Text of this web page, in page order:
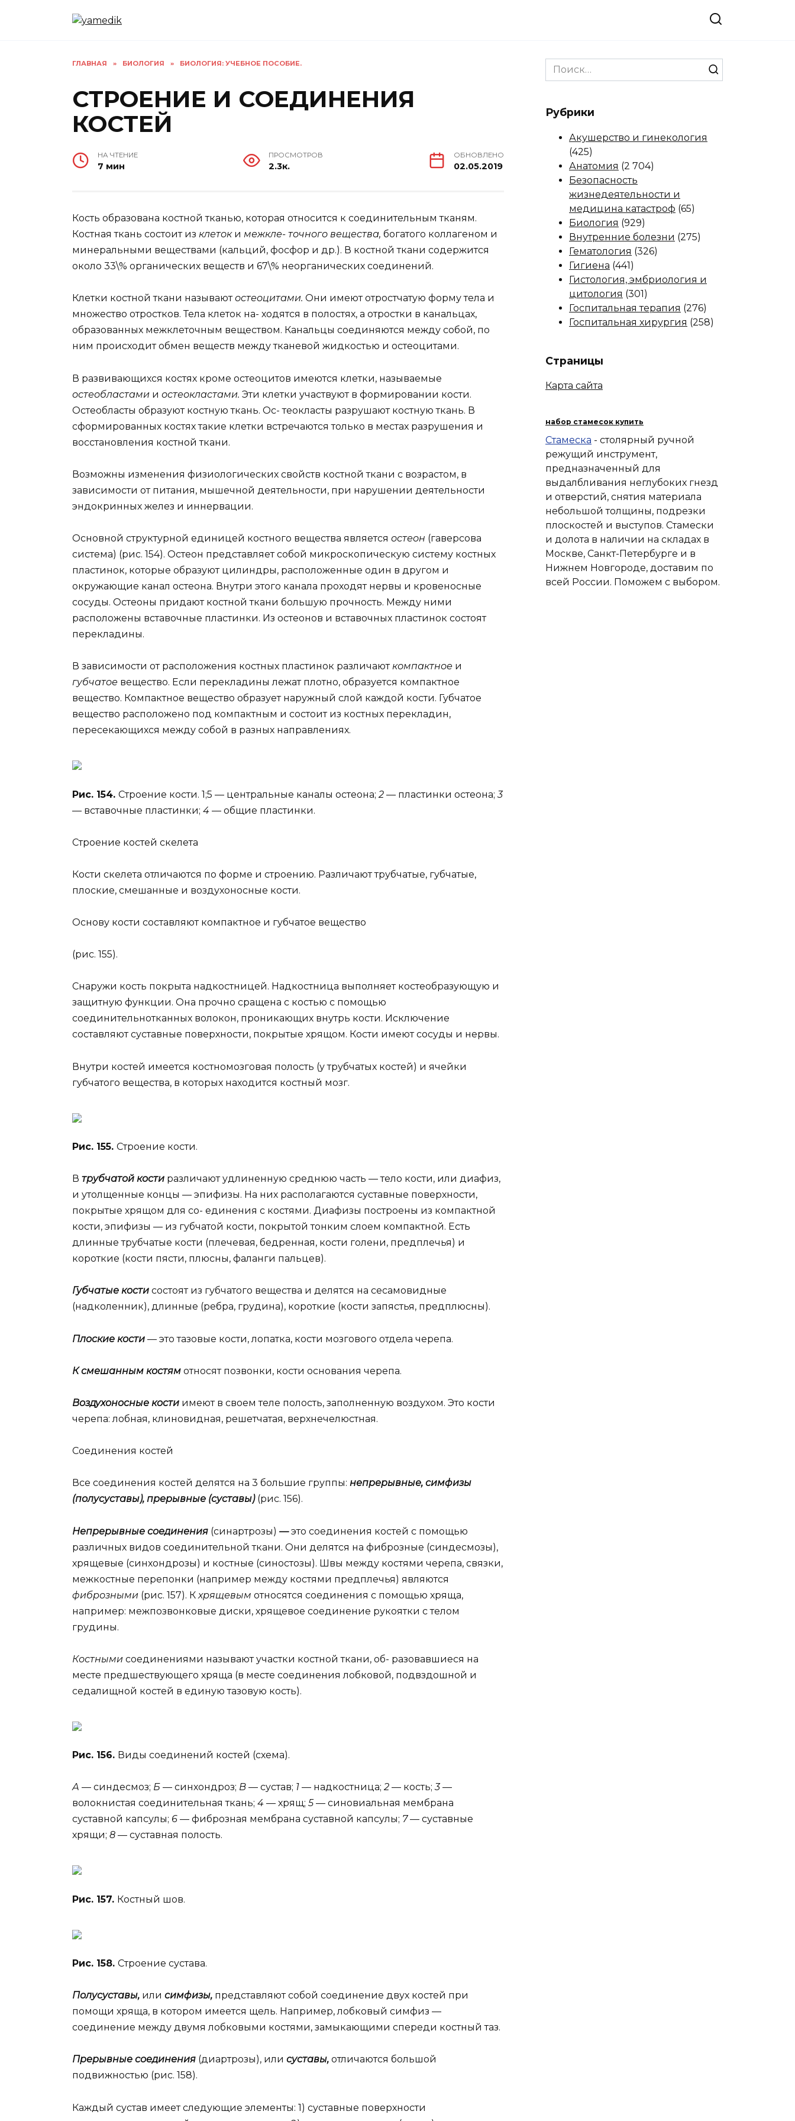
ГЛАВНАЯ » БИОЛОГИЯ » БИОЛОГИЯ: УЧЕБНОЕ ПОСОБИЕ.
СТРОЕНИЕ И СОЕДИНЕНИЯ
КОСТЕЙ
НА ЧТЕНИЕ
7 мин
ПРОСМОТРОВ
2.3к.
ОБНОВЛЕНО
02.05.2019
Кость образована костной тканью, которая относится к соединительным тканям.
Костная ткань состоит из клеток и межкле- точного вещества, богатого коллагеном и
минеральными веществами (кальций, фосфор и др.). В костной ткани содержится
около 33\% органических веществ и 67\% неорганических соединений.
Клетки костной ткани называютостеоцитами. Они имеют отростчатую форму тела и
множество отростков. Тела клеток на- ходятся в полостях, а отростки в канальцах,
образованных межклеточным веществом. Канальцы соединяются между собой, по
ним происходит обмен веществ между тканевой жидкостью и остеоцитами.
В развивающихся костях кроме остеоцитов имеются клетки, называемые
остеобластами и остеокластами. Эти клетки участвуют в формировании кости.
Остеобласты образуют костную ткань. Ос- теокласты разрушают костную ткань. В
сформированных костях такие клетки встречаются только в местах разрушения и
восстановления костной ткани.
Возможны изменения физиологических свойств костной ткани с возрастом, в
зависимости от питания, мышечной деятельности, при нарушении деятельности
эндокринных желез и иннервации.
Основной структурной единицей костного вещества является остеон (гаверсова
система) (рис. 154). Остеон представляет собой микроскопическую систему костных
пластинок, которые образуют цилиндры, расположенные один в другом и
окружающие канал остеона. Внутри этого канала проходят нервы и кровеносные
сосуды. Остеоны придают костной ткани большую прочность. Между ними
расположены вставочные пластинки. Из остеонов и вставочных пластинок состоят
перекладины.
В зависимости от расположения костных пластинок различаюткомпактное и
губчатое вещество. Если перекладины лежат плотно, образуется компактное
вещество. Компактное вещество образует наружный слой каждой кости. Губчатое
вещество расположено под компактным и состоит из костных перекладин,
пересекающихся между собой в разных направлениях.
Рис. 154. Строение кости. 1;5 — центральные каналы остеона; 2 — пластинки остеона;3
— вставочные пластинки; 4 — общие пластинки.
Строение костей скелета
Кости скелета отличаются по форме и строению. Различают трубчатые, губчатые,
плоские, смешанные и воздухоносные кости.
Основу кости составляют компактное и губчатое вещество
(рис. 155).
Снаружи кость покрыта надкостницей. Надкостница выполняет костеобразующую и
защитную функции. Она прочно сращена с костью с помощью
соединительнотканных волокон, проникающих внутрь кости. Исключение
составляют суставные поверхности, покрытые хрящом. Кости имеют сосуды и нервы.
Внутри костей имеется костномозговая полость (у трубчатых костей) и ячейки
губчатого вещества, в которых находится костный мозг.
Рис. 155. Строение кости.
В трубчатой кости различают удлиненную среднюю часть — тело кости, или диафиз,
и утолщенные концы — эпифизы. На них располагаются суставные поверхности,
покрытые хрящом для со- единения с костями. Диафизы построены из компактной
кости, эпифизы — из губчатой кости, покрытой тонким слоем компактной. Есть
длинные трубчатые кости (плечевая, бедренная, кости голени, предплечья) и
короткие (кости пясти, плюсны, фаланги пальцев).
Губчатые кости состоят из губчатого вещества и делятся на сесамовидные
(надколенник), длинные (ребра, грудина), короткие (кости запястья, предплюсны).
Плоские кости — это тазовые кости, лопатка, кости мозгового отдела черепа.
К смешанным костям относят позвонки, кости основания черепа.
Воздухоносные кости имеют в своем теле полость, заполненную воздухом. Это кости
черепа: лобная, клиновидная, решетчатая, верхнечелюстная.
Соединения костей
Все соединения костей делятся на 3 большие группы: непрерывные, симфизы
(полусуставы), прерывные (суставы) (рис. 156).
Непрерывные соединения (синартрозы) —это соединения костей с помощью
различных видов соединительной ткани. Они делятся на фиброзные (синдесмозы),
хрящевые (синхондрозы) и костные (синостозы). Швы между костями черепа, связки,
межкостные перепонки (например между костями предплечья) являются
фиброзными (рис. 157). К хрящевым относятся соединения с помощью хряща,
например: межпозвонковые диски, хрящевое соединение рукоятки с телом
грудины.
Костными соединениями называют участки костной ткани, об- разовавшиеся на
месте предшествующего хряща (в месте соединения лобковой, подвздошной и
седалищной костей в единую тазовую кость).
Рис. 156. Виды соединений костей (схема).
А — синдесмоз; Б — синхондроз; В — сустав; 1 — надкостница;2 — кость;3—
волокнистая соединительная ткань; 4 — хрящ; 5— синовиальная мембрана
суставной капсулы; 6 — фиброзная мембрана суставной капсулы; 7— суставные
хрящи; 8 — суставная полость.
Рис. 157. Костный шов.
Рис. 158. Строение сустава.
Полусуставы, или симфизы, представляют собой соединение двух костей при
помощи хряща, в котором имеется щель. Например, лобковый симфиз —
соединение между двумя лобковыми костями, замыкающими спереди костный таз.
Прерывные соединения (диартрозы), или суставы, отличаются большой
подвижностью (рис. 158).
Каждый сустав имеет следующие элементы: 1) суставные поверхности
Search
for:
Рубрики
Акушерство и гинекология
(425)
Анатомия (2 704)
Безопасность
жизнедеятельности и
медицина катастроф (65)
Биология (929)
Внутренние болезни (275)
Гематология (326)
Гигиена (441)
Гистология, эмбриология и
цитология (301)
Госпитальная терапия (276)
Госпитальная хирургия (258)
Страницы
Карта сайта
набор стамесок купить
Стамеска - столярный ручной
режущий инструмент,
предназначенный для
выдалбливания неглубоких гнезд
и отверстий, снятия материала
небольшой толщины, подрезки
плоскостей и выступов. Стамески
и долота в наличии на складах в
Москве, Санкт-Петербурге и в
Нижнем Новгороде, доставим по
всей России. Поможем с выбором.